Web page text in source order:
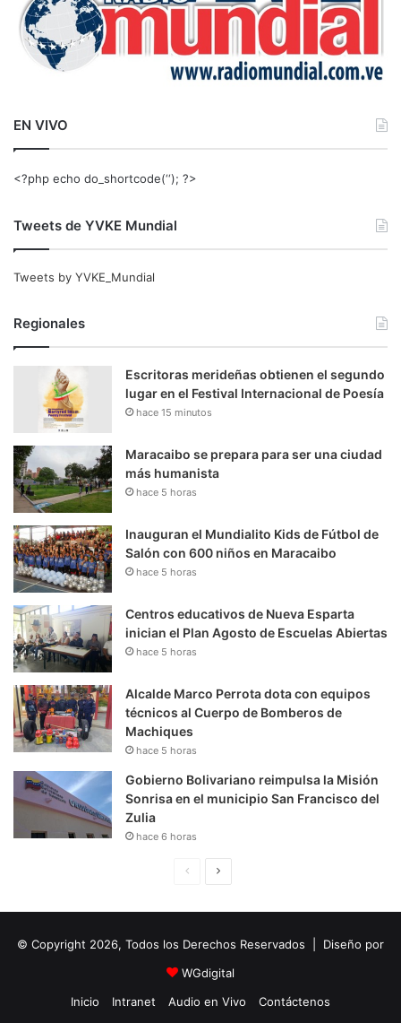
EN VIVO
<?php echo do_shortcode(‘‘); ?>
Tweets de YVKE Mundial
Tweets by YVKE_Mundial
Regionales
Escritoras merideñas obtienen el segundo
lugar en el Festival Internacional de Poesía
hace 15 minutos
Maracaibo se prepara para ser una ciudad
más humanista
hace 5 horas
Inauguran el Mundialito Kids de Fútbol de
Salón con 600 niños en Maracaibo
hace 5 horas
Centros educativos de Nueva Esparta
inician el Plan Agosto de Escuelas Abiertas
hace 5 horas
Alcalde Marco Perrota dota con equipos
técnicos al Cuerpo de Bomberos de
Machiques
hace 5 horas
Gobierno Bolivariano reimpulsa la Misión
Sonrisa en el municipio San Francisco del
Zulia
hace 6 horas
i
n
a
u
i
e
© Copyright 2026, Todos los Derechos Reservados | Diseño por
WGdigital
Inicio
Intranet Audio en Vivo
Contáctenos